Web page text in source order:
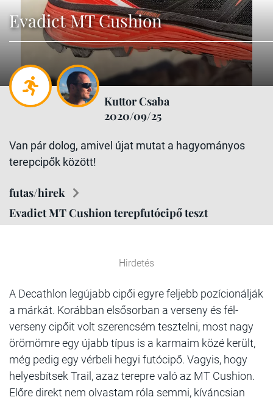
Evadict MT Cushion
Kuttor Csaba
2020/09/25
Van pár dolog, amivel újat mutat a hagyományos
terepcipők között!
futas/hirek
Evadict MT Cushion terepfutócipő teszt
Hirdetés
A Decathlon legújabb cipői egyre feljebb pozícionálják
a márkát. Korábban elsősorban a verseny és fél-
verseny cipőit volt szerencsém tesztelni, most nagy
örömömre egy újabb típus is a karmaim közé került,
még pedig egy vérbeli hegyi futócipő. Vagyis, hogy
helyesbítsek Trail, azaz terepre való az MT Cushion.
Előre direkt nem olvastam róla semmi, kíváncsian